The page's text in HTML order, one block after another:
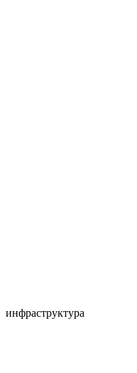
инфраструктура